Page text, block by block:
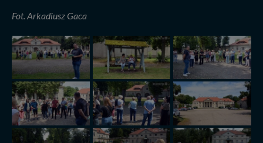
Fot. Arkadiusz Gaca